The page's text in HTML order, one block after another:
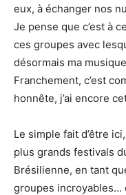
eux, à échanger nos
Je pense que c’est à
ces groupes avec
désormais ma
Franchement, c’est
honnête, j’ai encore
Le simple fait d’être
plus grands festivals
Brésilienne, en tant
groupes incroyables…